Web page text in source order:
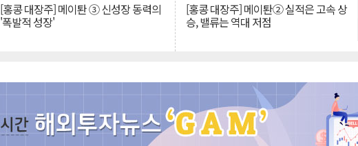
[홍콩 대장주] 메이퇀 ③ 신성장 동력의
'폭발적 성장'
[홍콩 대장주] 메이퇀② 실적은 고속 상
승, 밸류는 역대 저점